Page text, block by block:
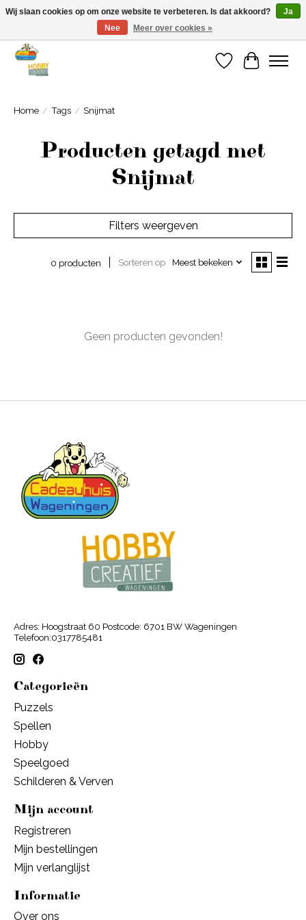
Welkom bij Cadeauhuis Wageningen
Verlanglijst
Home / Tags / Snijmat
Producten getagd met
Snijmat
Filters weergeven
0 producten Sorteren op Meest bekeken
Geen producten gevonden!
Adres: Hoogstraat 60 Postcode: 6701 BW Wageningen
Telefoon:0317785481
Categorieën
Puzzels
Spellen
Hobby
Speelgoed
Schilderen & Verven
Mijn account
Registreren
Mijn bestellingen
Mijn verlanglijst
Informatie
Over ons
Wij slaan cookies op om onze website te verbeteren. Is dat akkoord?
Ja
Nee
Meer over cookies »